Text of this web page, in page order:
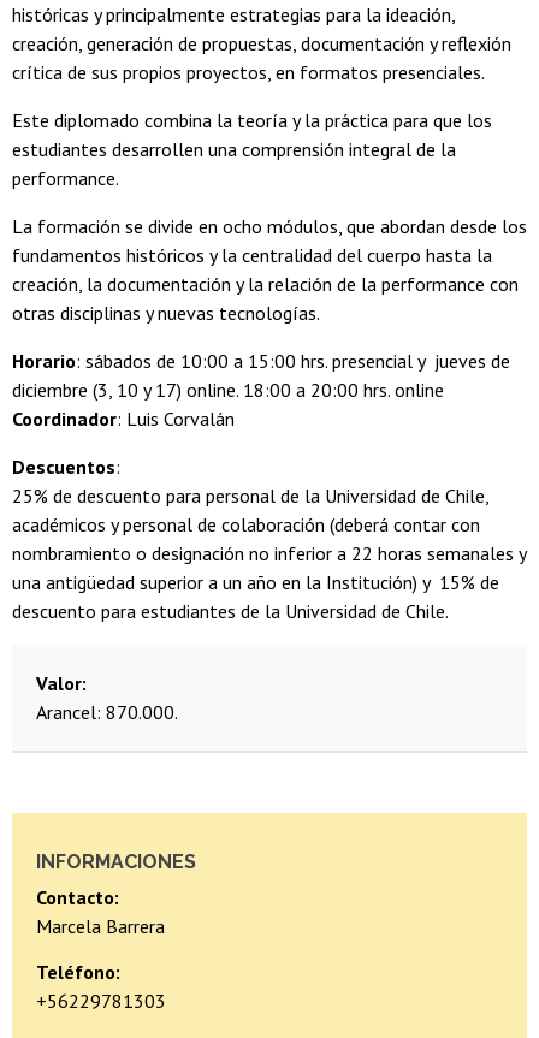
INFORMACIONES
Contacto:
Marcela Barrera
Teléfono:
+56229781303
históricas y principalmente estrategias para la ideación,
creación, generación de propuestas, documentación y reflexión
crítica de sus propios proyectos, en formatos presenciales.
Este diplomado combina la teoría y la práctica para que los
estudiantes desarrollen una comprensión integral de la
performance.
La formación se divide en ocho módulos, que abordan desde los
fundamentos históricos y la centralidad del cuerpo hasta la
creación, la documentación y la relación de la performance con
otras disciplinas y nuevas tecnologías.
Horario: sábados de 10:00 a 15:00 hrs. presencial y jueves de
diciembre (3, 10 y 17) online. 18:00 a 20:00 hrs. online
Coordinador: Luis Corvalán
Descuentos:
25% de descuento para personal de la Universidad de Chile,
académicos y personal de colaboración (deberá contar con
nombramiento o designación no inferior a 22 horas semanales y
una antigüedad superior a un año en la Institución) y 15% de
descuento para estudiantes de la Universidad de Chile.
Valor
Arancel: 870.000.